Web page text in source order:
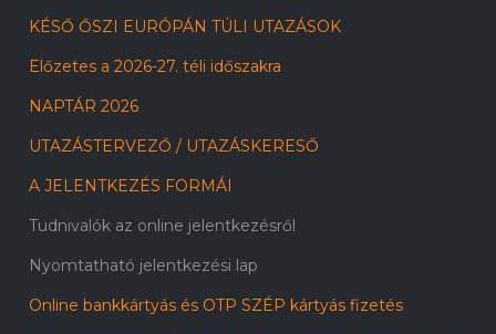
KÉSŐ ŐSZI EURÓPÁN TÚLI UTAZÁSOK
Előzetes a 2026-27. téli időszakra
NAPTÁR 2026
UTAZÁSTERVEZŐ / UTAZÁSKERESŐ
A JELENTKEZÉS FORMÁI
Tudnivalók az online jelentkezésről
Nyomtatható jelentkezési lap
Online bankkártyás és OTP SZÉP kártyás fizetés